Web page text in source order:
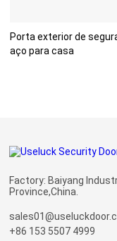
Porta exterior de
aço para casa
Factory: Baiyang
Province,China.
+86 153 5507 4999